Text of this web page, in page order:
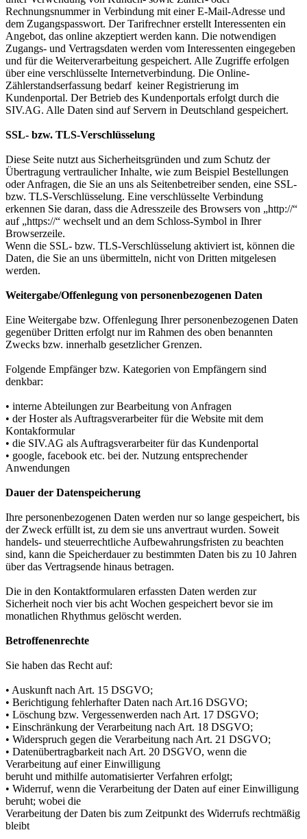
Rechnungsnummer in Verbindung mit einer E-Mail-Adresse und
dem Zugangspasswort. Der Tarifrechner erstellt Interessenten ein
Angebot, das online akzeptiert werden kann. Die notwendigen
Zugangs- und Vertragsdaten werden vom Interessenten eingegeben
und für die Weiterverarbeitung gespeichert. Alle Zugriffe erfolgen
über eine verschlüsselte Internetverbindung. Die Online-
Zählerstandserfassung bedarf keiner Registrierung im
Kundenportal. Der Betrieb des Kundenportals erfolgt durch die
SIV.AG. Alle Daten sind auf Servern in Deutschland gespeichert.
SSL- bzw. TLS-Verschlüsselung
Diese Seite nutzt aus Sicherheitsgründen und zum Schutz der
Übertragung vertraulicher Inhalte, wie zum Beispiel Bestellungen
oder Anfragen, die Sie an uns als Seitenbetreiber senden, eine SSL-
bzw. TLS-Verschlüsselung. Eine verschlüsselte Verbindung
erkennen Sie daran, dass die Adresszeile des Browsers von „http://“
auf „https://“ wechselt und an dem Schloss-Symbol in Ihrer
Browserzeile.
Wenn die SSL- bzw. TLS-Verschlüsselung aktiviert ist, können die
Daten, die Sie an uns übermitteln, nicht von Dritten mitgelesen
werden.
Weitergabe/Offenlegung von personenbezogenen Daten
Eine Weitergabe bzw. Offenlegung Ihrer personenbezogenen Daten
gegenüber Dritten erfolgt nur im Rahmen des oben benannten
Zwecks bzw. innerhalb gesetzlicher Grenzen.
Folgende Empfänger bzw. Kategorien von Empfängern sind
denkbar:
• interne Abteilungen zur Bearbeitung von Anfragen
• der Hoster als Auftragsverarbeiter für die Website mit dem
Kontakformular
• die SIV.AG als Auftragsverarbeiter für das Kundenportal
• google, facebook etc. bei der. Nutzung entsprechender
Anwendungen
Dauer der Datenspeicherung
Ihre personenbezogenen Daten werden nur so lange gespeichert, bis
der Zweck erfüllt ist, zu dem sie uns anvertraut wurden. Soweit
handels- und steuerrechtliche Aufbewahrungsfristen zu beachten
sind, kann die Speicherdauer zu bestimmten Daten bis zu 10 Jahren
über das Vertragsende hinaus betragen.
Die in den Kontaktformularen erfassten Daten werden zur
Sicherheit noch vier bis acht Wochen gespeichert bevor sie im
monatlichen Rhythmus gelöscht werden.
Betroffenenrechte
Sie haben das Recht auf:
• Auskunft nach Art. 15 DSGVO;
• Berichtigung fehlerhafter Daten nach Art.16 DSGVO;
• Löschung bzw. Vergessenwerden nach Art. 17 DSGVO;
• Einschränkung der Verarbeitung nach Art. 18 DSGVO;
• Widerspruch gegen die Verarbeitung nach Art. 21 DSGVO;
• Datenübertragbarkeit nach Art. 20 DSGVO, wenn die
Verarbeitung auf einer Einwilligung
beruht und mithilfe automatisierter Verfahren erfolgt;
• Widerruf, wenn die Verarbeitung der Daten auf einer Einwilligung
beruht; wobei die
Verarbeitung der Daten bis zum Zeitpunkt des Widerrufs rechtmäßig
bleibt